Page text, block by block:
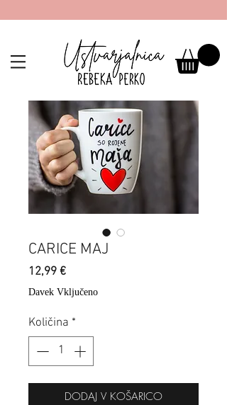
CARICE MAJ
12,99 €Price
Davek Vključeno
Količina *
DODAJ V KOŠARICO